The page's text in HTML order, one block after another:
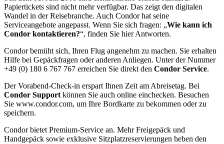
Papiertickets sind nicht mehr verfügbar. Das zeigt den digitalen
Wandel in der Reisebranche. Auch Condor hat seine
Serviceangebote angepasst. Wenn Sie sich fragen: „Wie kann ich
Condor kontaktieren?“, finden Sie hier Antworten.
Condor bemüht sich, Ihren Flug angenehm zu machen. Sie erhalten
Hilfe bei Gepäckfragen oder anderen Anliegen. Unter der Nummer
+49 (0) 180 6 767 767 erreichen Sie direkt den Condor Service.
Der Vorabend-Check-in erspart Ihnen Zeit am Abreisetag. Bei
Condor Support können Sie auch online einchecken. Besuchen
Sie www.condor.com, um Ihre Bordkarte zu bekommen oder zu
speichern.
Condor bietet Premium-Service an. Mehr Freigepäck und
Handgepäck sowie exklusive Sitzplatzreservierungen heben den